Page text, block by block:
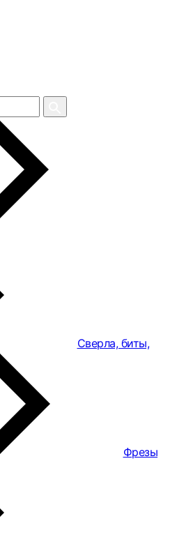
Сверла, биты,
Фрезы